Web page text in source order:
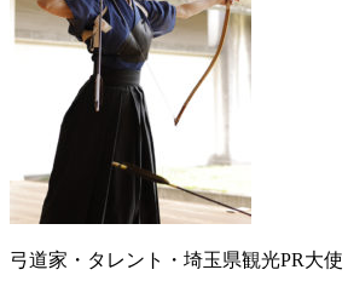
弓道家・タレント・埼玉県観光PR大